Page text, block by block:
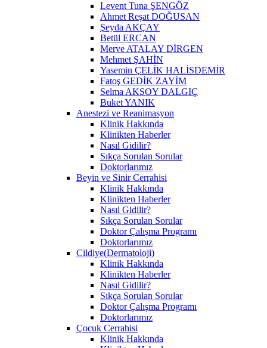
Levent Tuna ŞENGÖZ
Ahmet Reşat DOĞUSAN
Şeyda AKÇAY
Betül ERCAN
Merve ATALAY DİRGEN
Mehmet ŞAHİN
Yasemin ÇELİK HALİSDEMİR
Fatoş GEDİK ZAYİM
Selma AKSOY DALGIÇ
Buket YANIK
Anestezi ve Reanimasyon
Klinik Hakkında
Klinikten Haberler
Nasıl Gidilir?
Sıkça Sorulan Sorular
Doktorlarımız
Beyin ve Sinir Cerrahisi
Klinik Hakkında
Klinikten Haberler
Nasıl Gidilir?
Sıkça Sorulan Sorular
Doktor Çalışma Programı
Doktorlarımız
Cildiye(Dermatoloji)
Klinik Hakkında
Klinikten Haberler
Nasıl Gidilir?
Sıkça Sorulan Sorular
Doktor Çalışma Programı
Doktorlarımız
Çocuk Cerrahisi
Klinik Hakkında